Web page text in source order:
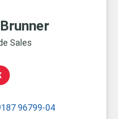
Sales
96799-04